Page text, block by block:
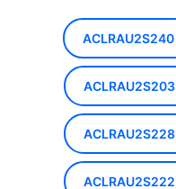
ACLRAU2S240
ACLRAU2S203
ACLRAU2S228
ACLRAU2S222